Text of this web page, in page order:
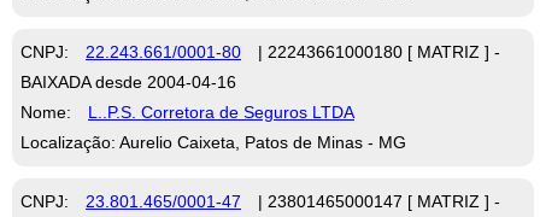
CNPJ: 22.243.661/0001-80
| 22243661000180 [ MATRIZ ] -
BAIXADA desde 2004-04-16
Nome:
L..P.S. Corretora de Seguros LTDA
Localização: Aurelio Caixeta, Patos de Minas - MG
CNPJ: 23.801.465/0001-47
| 23801465000147 [ MATRIZ ] -